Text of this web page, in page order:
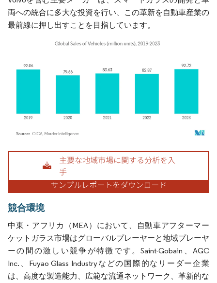
両への統合に多大な投資を行い、この革新を自動車産業の
最前線に押し出すことを目指しています。
画像 © Mordor Intelligence。再利用にはCC BY 4.0の表示が必要です。
競合環境
中東・アフリカ（MEA）において、自動車アフターマー
ケットガラス市場はグローバルプレーヤーと地域プレーヤ
ーの間の激しい競争が特徴です。Saint-Gobain、AGC
Inc.、Fuyao Glass Industryなどの国際的なリーダー企業
は、高度な製造能力、広範な流通ネットワーク、革新的な